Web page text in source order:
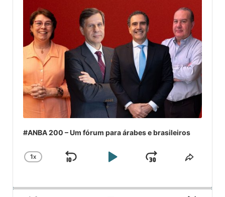
#ANBA 200 – Um fórum para árabes e brasileiros
CHANGE
1X
SKIP
PLAYJUMP